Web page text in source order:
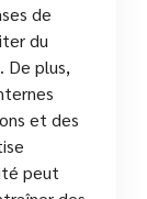
de
du
De plus,
et des
peut